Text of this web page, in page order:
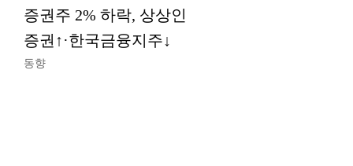
증권주 2% 하락, 상상인
증권↑·한국금융지주↓
동향